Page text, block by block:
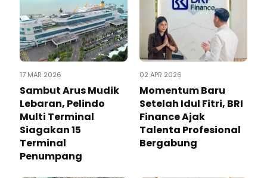
17 MAR 2026
Sambut Arus Mudik
Lebaran, Pelindo
Multi Terminal
Siagakan 15
Terminal
Penumpang
02 APR 2026
Momentum Baru
Setelah Idul Fitri, BRI
Finance Ajak
Talenta Profesional
Bergabung